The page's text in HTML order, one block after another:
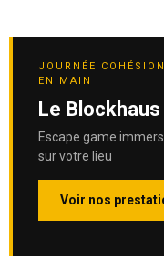
JOURNÉE
EN MAIN
Le Blockhaus
Escape game
sur votre lieu
Voir nos